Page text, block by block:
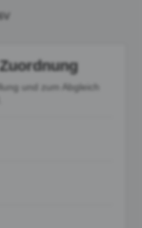
und zum Abgleich